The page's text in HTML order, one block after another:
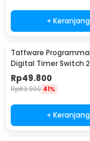
+ Keranjang
Taffware
Digital Timer Switch
Program 220V/
THC30A
Rp49.800
Rp83.900 41%
+ Keranjang